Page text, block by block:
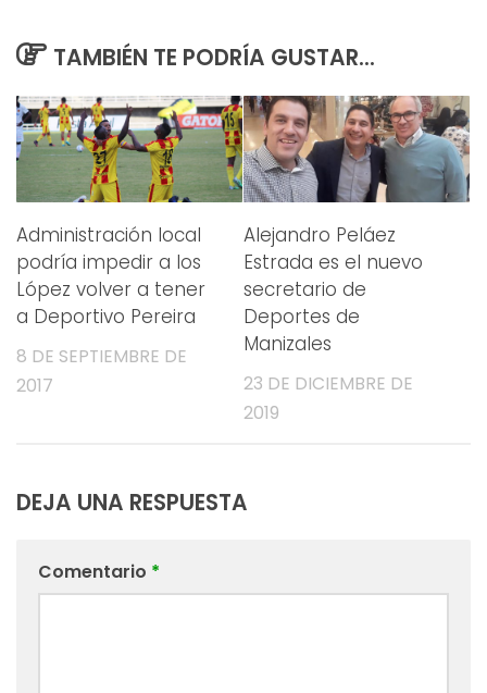
TAMBIÉN TE PODRÍA GUSTAR...
Administración local
podría impedir a los
López volver a tener
a Deportivo Pereira
8 DE SEPTIEMBRE DE
2017
Alejandro Peláez
Estrada es el nuevo
secretario de
Deportes de
Manizales
23 DE DICIEMBRE DE
2019
DEJA UNA RESPUESTA
Comentario *